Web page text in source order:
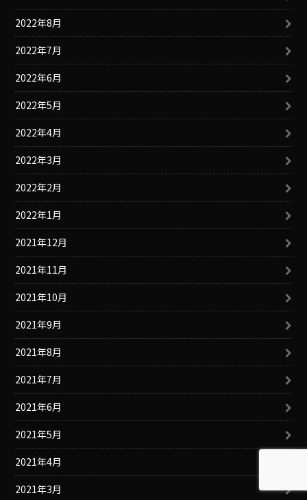
2022年8月
2022年7月
2022年6月
2022年5月
2022年4月
2022年3月
2022年2月
2022年1月
2021年12月
2021年11月
2021年10月
2021年9月
2021年8月
2021年7月
2021年6月
2021年5月
2021年4月
2021年3月